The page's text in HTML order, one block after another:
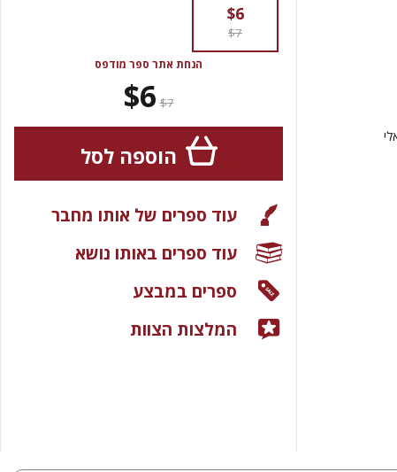
$6
$7
הנחת אתר ספר מודפס
$7
$6
הוספה לסל
עוד ספרים של אותו מחבר
עוד ספרים באותו נושא
ספרים במבצע
המלצות הצוות